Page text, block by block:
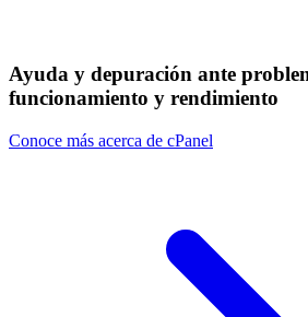
Ayuda y depuración ante
funcionamiento y rendimiento
Conoce más acerca de cPanel